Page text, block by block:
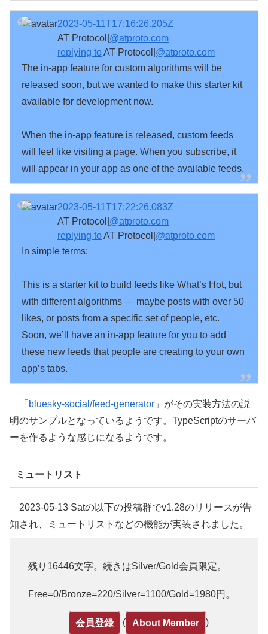
2023-05-11T17:16:26.205Z
AT Protocol| @atproto.com
replying to AT Protocol| @atproto.com
The in-app feature for custom algorithms will be
released soon, but we wanted to make this starter kit
available for development now.
When the in-app feature is released, custom feeds
will feel like visiting a page. When you subscribe, it
will appear in your app as one of the available feeds.
2023-05-11T17:22:26.083Z
AT Protocol| @atproto.com
replying to AT Protocol| @atproto.com
In simple terms:
This is a starter kit to build feeds like What’s Hot, but
with different algorithms — maybe posts with over 50
likes, or posts from a specific set of people, etc.
Soon, we’ll have an in-app feature for you to add
these new feeds that people are creating to your own
app’s tabs.
「 bluesky-social/feed-generator 」がその実装方法の説
明のサンプルとなっているようです。TypeScriptのサーバ
ーを作るような感じになるようです。
ミュートリスト
2023-05-13 Satの以下の投稿群でv1.28のリリースが告
知され、ミュートリストなどの機能が実装されました。
残り16446文字。続きはSilver/Gold会員限定。
Free=0/Bronze=220/Silver=1100/Gold=1980円。
会員登録 ( About Member )